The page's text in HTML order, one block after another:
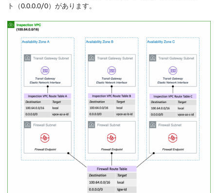
ト（0.0.0.0/0）があります。